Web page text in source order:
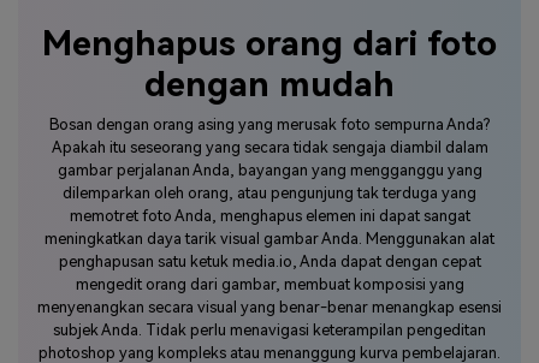
Menghapus orang dari foto
dengan mudah
Bosan dengan orang asing yang merusak foto sempurna Anda?
Apakah itu seseorang yang secara tidak sengaja diambil dalam
gambar perjalanan Anda, bayangan yang mengganggu yang
dilemparkan oleh orang, atau pengunjung tak terduga yang
memotret foto Anda, menghapus elemen ini dapat sangat
meningkatkan daya tarik visual gambar Anda. Menggunakan alat
penghapusan satu ketuk media.io, Anda dapat dengan cepat
mengedit orang dari gambar, membuat komposisi yang
menyenangkan secara visual yang benar-benar menangkap esensi
subjek Anda. Tidak perlu menavigasi keterampilan pengeditan
photoshop yang kompleks atau menanggung kurva pembelajaran.